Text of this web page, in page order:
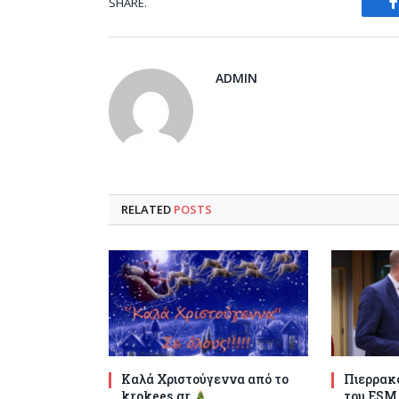
ADMIN
RELATED POSTS
Καλά Χριστούγεννα από το